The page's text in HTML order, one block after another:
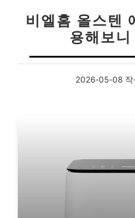
비엘홈 올스텐
용해보니
2026-05-08 작